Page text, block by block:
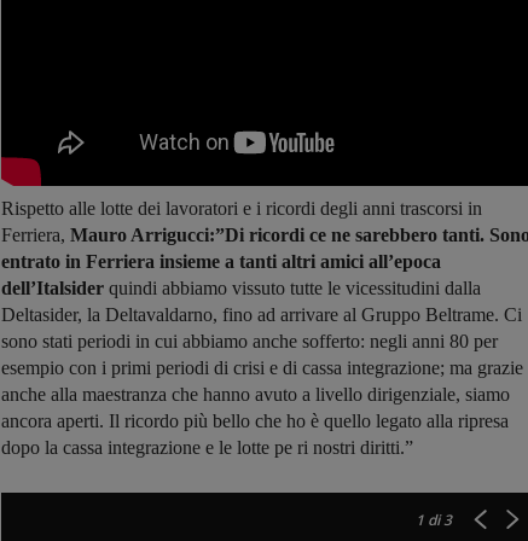
Entrata delo
Rispetto alle lotte dei lavoratori e i ricordi degli anni trascorsi in
Ferriera, Mauro Arrigucci:”Di ricordi ce ne sarebbero tanti.
entrato in Ferriera insieme a tanti altri amici all’epoca
dell’Italsider quindi abbiamo vissuto tutte le vicessitudini dalla
Deltasider, la Deltavaldarno, fino ad arrivare al Gruppo Beltrame. Ci
sono stati periodi in cui abbiamo anche sofferto: negli anni 80 per
esempio con i primi periodi di crisi e di cassa integrazione; ma grazie
anche alla maestranza che hanno avuto a livello dirigenziale, siamo
ancora aperti. Il ricordo più bello che ho è quello legato alla ripresa
dopo la cassa integrazione e le lotte pe ri nostri diritti.”
1 di 3